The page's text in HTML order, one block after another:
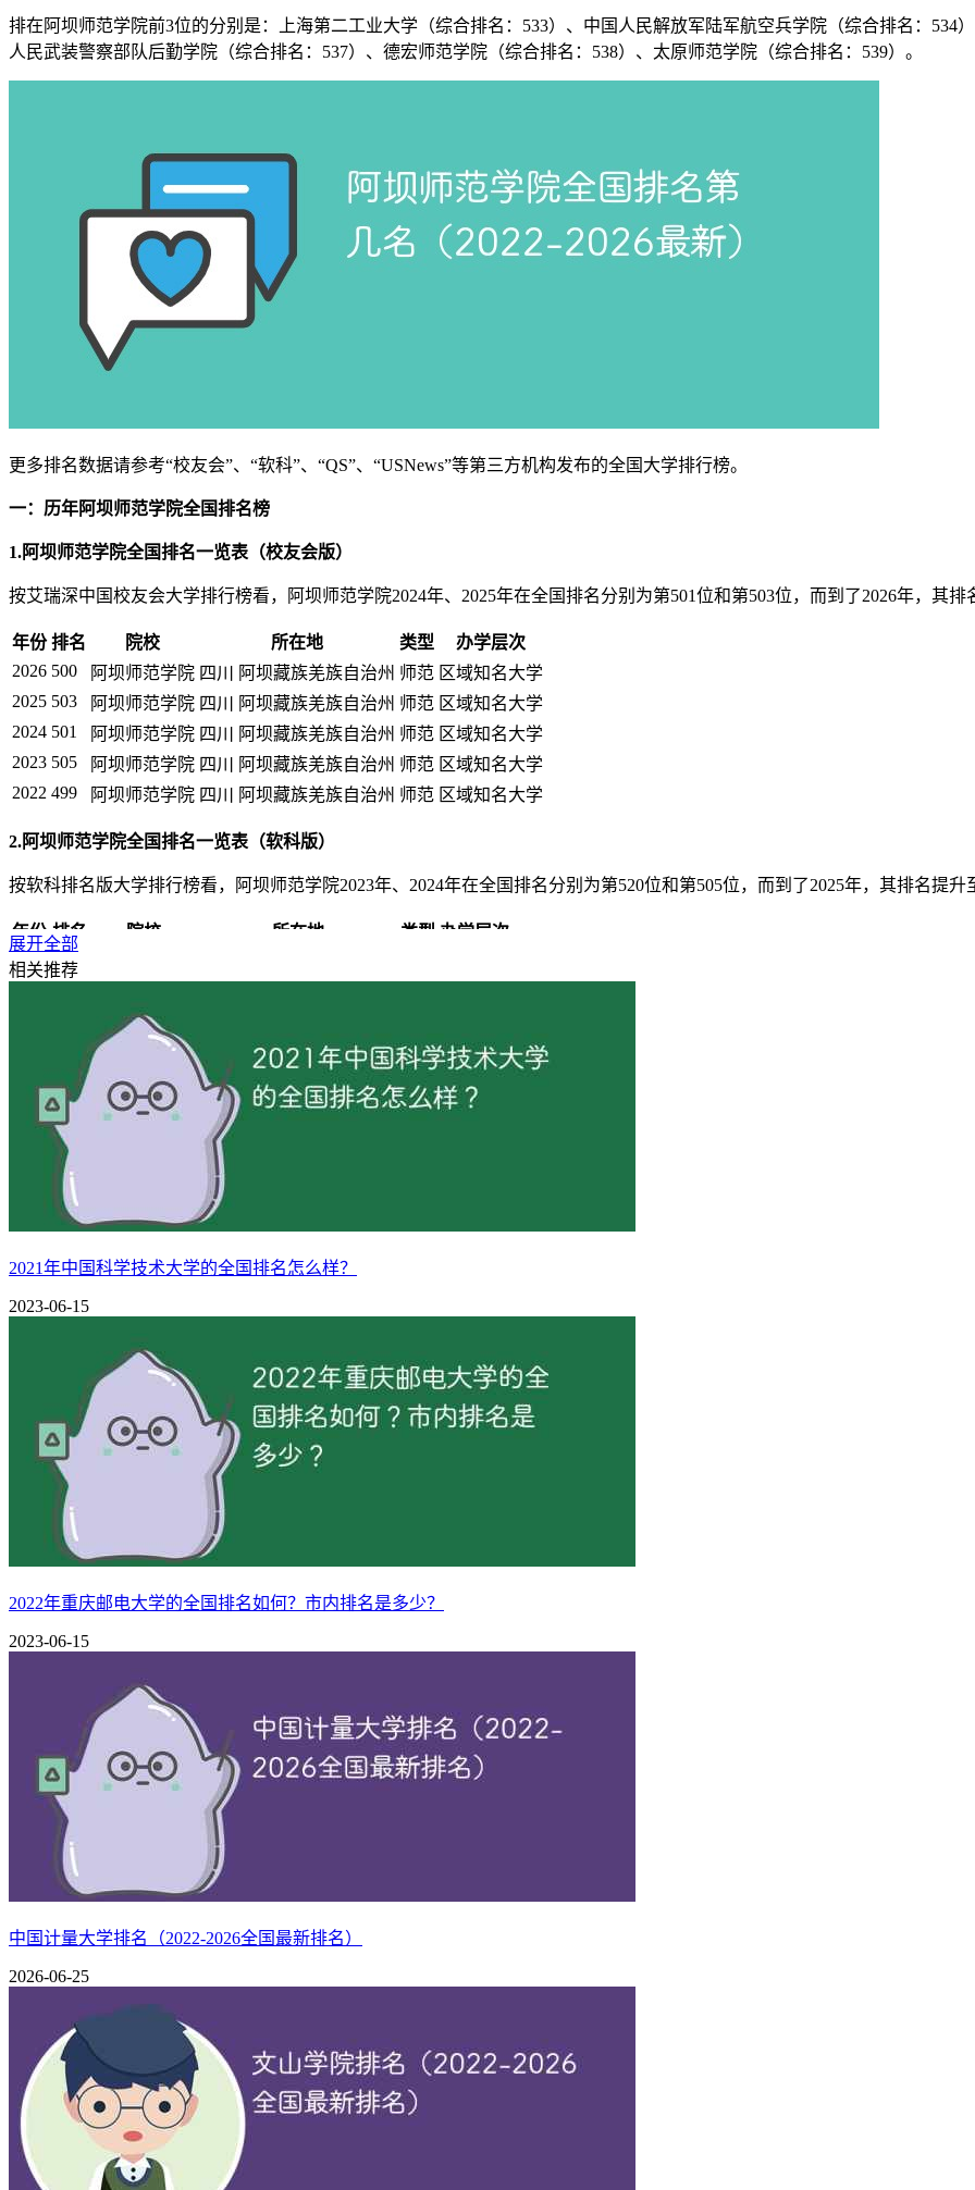
排在阿坝师范学院前3位的分别是：上海第二工业大学（综合排名：533）、中国人民解放军陆军航空兵学院（综合排名：534
人民武装警察部队后勤学院（综合排名：537）、德宏师范学院（综合排名：538）、太原师范学院（综合排名：539）。
更多排名数据请参考“校友会”、“软科”、“QS”、“USNews”等第三方机构发布的全国大学排行榜。
一：历年阿坝师范学院全国排名榜
1.阿坝师范学院全国排名一览表（校友会版）
按艾瑞深中国校友会大学排行榜看，阿坝师范学院2024年、2025年在全国排名分别为第501位和第503位，而到了2026年，其排
年份 排名 院校 所在地 类型
办学层次
2026 500 阿坝师范学院 四川 阿坝藏族羌族自治州 师范 区域知名大学
2025 503 阿坝师范学院 四川 阿坝藏族羌族自治州 师范 区域知名大学
2024 501 阿坝师范学院 四川 阿坝藏族羌族自治州 师范 区域知名大学
2023 505 阿坝师范学院 四川 阿坝藏族羌族自治州 师范 区域知名大学
2022 499 阿坝师范学院 四川 阿坝藏族羌族自治州 师范 区域知名大学
2.阿坝师范学院全国排名一览表（软科版）
按软科排名版大学排行榜看，阿坝师范学院2023年、2024年在全国排名分别为第520位和第505位，而到了2025年，其排名提升
年份 排名 院校 所在地 类型 办学层次
2025 500+
阿坝师范学院
阿坝师范学院 四川 阿坝藏族羌族自治州 师范 省属
2021 538 阿坝师范学院 四川 阿坝藏族羌族自治州 师范 省属
二：阿坝师范学院简介
【办学条件】学校占地面积69.28万㎡，建筑面积27.15万㎡，教学行政用房面积16.01万㎡。教学、科研仪器设备资产总值1.44
2个省级实验教学示范中心和1个省级虚拟仿真实验教学中心。图书馆拥有馆藏纸质图书143.31万册，特色书库4个，期刊数据库
业。现有省级课程思政示范专业2个；省级“卓越教师”计划2个；省级一流课程、示范课程及特色课程20门；省部级教改项目
教融合发展战略国际论坛作大会交流。
是否是双一流 否 主管单位
省政府
创建时间
博士点数量 -
硕士点数量
- 学校类型
师范类
所在城市
阿坝藏族羌族自治州 办学层次
相关推荐：
阿坝师范学院怎么样_好不好（好评_差评）
展开全部
相关推荐
2021年中国科学技术大学的全国排名怎么样？
2023-06-15
2022年重庆邮电大学的全国排名如何？市内排名是多少？
2023-06-15
中国计量大学排名（2022-2026全国最新排名）
2026-06-25